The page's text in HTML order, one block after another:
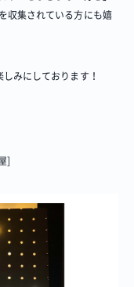
収集されている方にも嬉
みにしております！
]